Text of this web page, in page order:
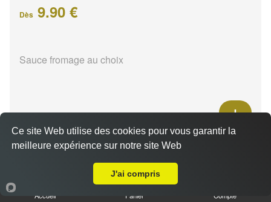
Dès 9.90 €
Sauce fromage au choix
Pâtes au poulet
Accueil Panier Compte
Ce site Web utilise des cookies pour vous garantir la
meilleure expérience sur notre site Web
J'ai compris